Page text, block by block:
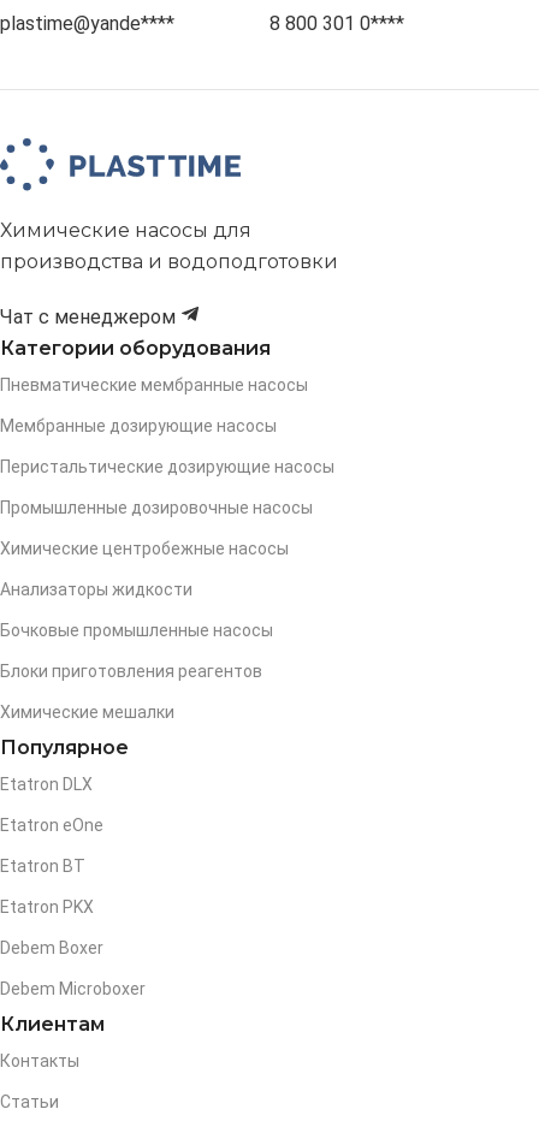
plastime@yande**** 8 800 301 0****
Химические насосы для
производства и водоподготовки
Чат с менеджером
Категории оборудования
Пневматические мембранные насосы
Мембранные дозирующие насосы
Перистальтические дозирующие насосы
Промышленные дозировочные насосы
Химические центробежные насосы
Анализаторы жидкости
Бочковые промышленные насосы
Блоки приготовления реагентов
Химические мешалки
Популярное
Etatron DLX
Etatron eOne
Etatron BT
Etatron PKX
Debem Boxer
Debem Microboxer
Клиентам
Контакты
Статьи